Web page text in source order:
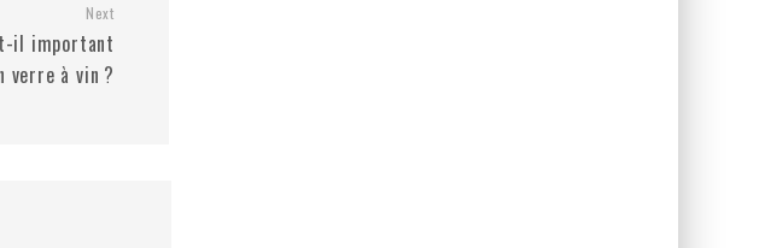
Next
il important
verre à vin ?